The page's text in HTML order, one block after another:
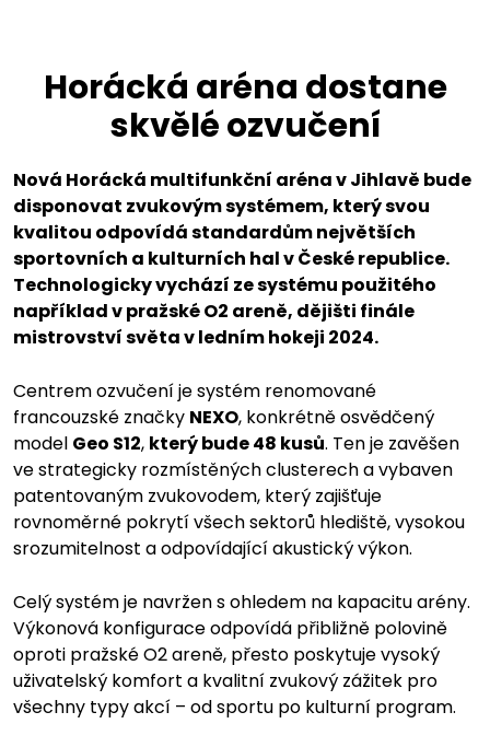
Hotel
Fitcentrum a sport
Fitcentrum
Sport
Kontakt
Horácká aréna dostane
skvělé ozvučení
Nová Horácká multifunkční aréna v Jihlavě bude
disponovat zvukovým systémem, který svou
kvalitou odpovídá standardům největších
sportovních a kulturních hal v České republice.
Technologicky vychází ze systému použitého
například v pražské O2 areně, dějišti finále
mistrovství světa v ledním hokeji 2024.
Centrem ozvučení je systém renomované
francouzské značky NEXO, konkrétně osvědčený
model Geo S12, který bude 48 kusů. Ten je zavěšen
ve strategicky rozmístěných clusterech a vybaven
patentovaným zvukovodem, který zajišťuje
rovnoměrné pokrytí všech sektorů hlediště, vysokou
srozumitelnost a odpovídající akustický výkon.
Celý systém je navržen s ohledem na kapacitu arény.
Výkonová konfigurace odpovídá přibližně polovině
oproti pražské O2 areně, přesto poskytuje vysoký
uživatelský komfort a kvalitní zvukový zážitek pro
všechny typy akcí – od sportu po kulturní program.